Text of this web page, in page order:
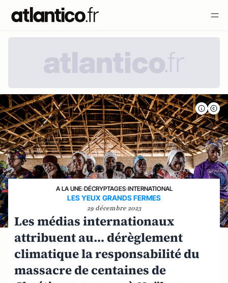
A LA UNE›DÉCRYPTAGES›INTERNATIONAL
LES YEUX GRANDS FERMES
29 décembre 2023
Les médias internationaux
attribuent au… dérèglement
climatique la responsabilité du
massacre de centaines de